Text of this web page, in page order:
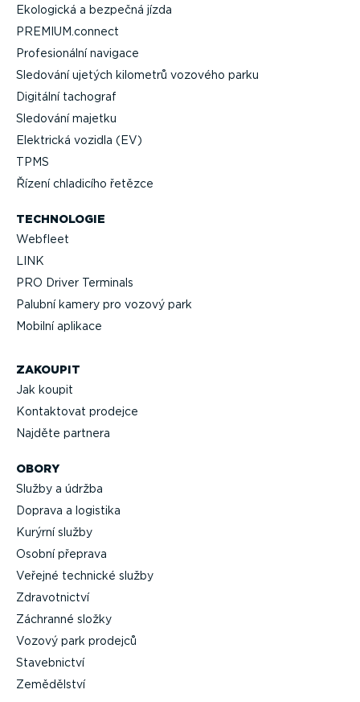
Ekologická a bezpečná jízda
PREMIUM.connect
Profe­si­o­nální navigace
Sledování ujetých kilometrů vozového parku
Digitální tachograf
Sledování majetku
Elektrická vozidla (EV)
TPMS
Řízení chladicího řetězce
TECHNOLOGIE
Webfleet
LINK
PRO Driver Terminals
Palubní kamery pro vozový park
Mobilní aplikace
ZAKOUPIT
Jak koupit
Kontaktovat prodejce
Najděte partnera
OBORY
Služby a údržba
Doprava a logistika
Kurýrní služby
Osobní přeprava
Veřejné technické služby
Zdravot­nictví
Záchranné složky
Vozový park prodejců
Staveb­nictví
Zemědělství